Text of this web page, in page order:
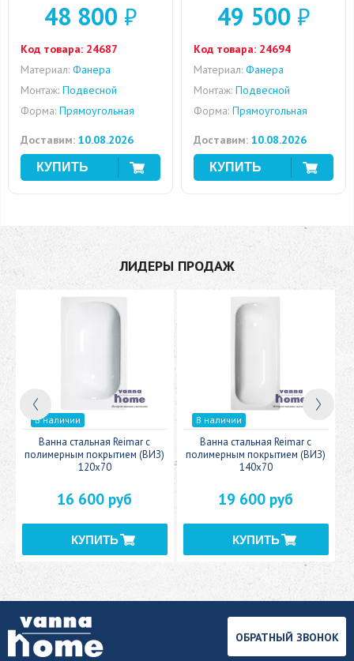
48 800 ₽
Код товара: 24687
Материал: Фанера
Монтаж: Подвесной
Форма: Прямоугольная
Доставим: 10.08.2026
49 500 ₽
Код товара: 24694
Материал: Фанера
Монтаж: Подвесной
Форма: Прямоугольная
Доставим: 10.08.2026
ЛИДЕРЫ ПРОДАЖ
В наличии
Ванна стальная Reimar с
полимерным покрытием (ВИЗ)
120x70
16 600 руб
В наличии
Ванна стальная Reimar с
полимерным покрытием (ВИЗ)
140x70
19 600 руб
ОБРАТНЫЙ ЗВОНОК